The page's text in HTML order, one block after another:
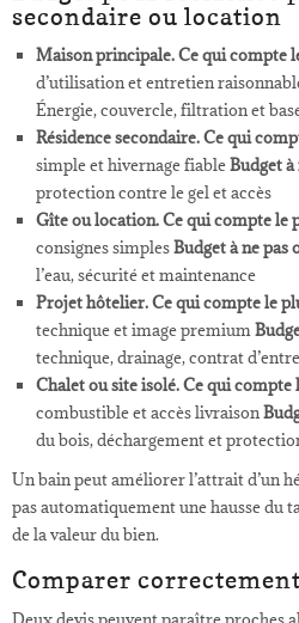
secondaire ou location
Maison principale.Ce qui compte
d’utilisation et entretien
Énergie, couvercle, filtration et
Résidence secondaire.Ce qui
simple et hivernage fiableBudget à
protection contre le gel et accès
Gîte ou location.Ce qui compte le
consignes simplesBudget à ne pas
l’eau, sécurité et maintenance
Projet hôtelier.Ce qui compte le
technique et image premium
technique, drainage, contrat
Chalet ou site isolé.Ce qui compte
combustible et accès livraison
du bois, déchargement et
Un bain peut améliorer l’attrait d’un
pas automatiquement une hausse du
de la valeur du bien.
Comparer